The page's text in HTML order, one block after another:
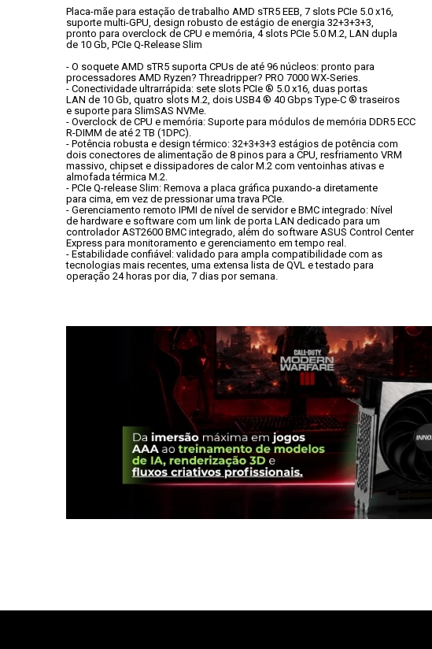
Placa-mãe para estação de trabalho AMD sTR5 EEB, 7 slots PCIe 5.0 x16,
suporte multi-GPU, design robusto de estágio de energia 32+3+3+3,
pronto para overclock de CPU e memória, 4 slots PCIe 5.0 M.2, LAN dupla
de 10 Gb, PCIe Q-Release Slim
- O soquete AMD sTR5 suporta CPUs de até 96 núcleos: pronto para
processadores AMD Ryzen? Threadripper? PRO 7000 WX-Series.
- Conectividade ultrarrápida: sete slots PCIe ® 5.0 x16, duas portas
LAN de 10 Gb, quatro slots M.2, dois USB4 ® 40 Gbps Type-C ® traseiros
e suporte para SlimSAS NVMe.
- Overclock de CPU e memória: Suporte para módulos de memória DDR5 ECC
R-DIMM de até 2 TB (1DPC).
- Potência robusta e design térmico: 32+3+3+3 estágios de potência com
dois conectores de alimentação de 8 pinos para a CPU, resfriamento VRM
massivo, chipset e dissipadores de calor M.2 com ventoinhas ativas e
almofada térmica M.2.
- PCIe Q-release Slim: Remova a placa gráfica puxando-a diretamente
para cima, em vez de pressionar uma trava PCIe.
- Gerenciamento remoto IPMI de nível de servidor e BMC integrado: Nível
de hardware e software com um link de porta LAN dedicado para um
controlador AST2600 BMC integrado, além do software ASUS Control Center
Express para monitoramento e gerenciamento em tempo real.
- Estabilidade confiável: validado para ampla compatibilidade com as
tecnologias mais recentes, uma extensa lista de QVL e testado para
operação 24 horas por dia, 7 dias por semana.